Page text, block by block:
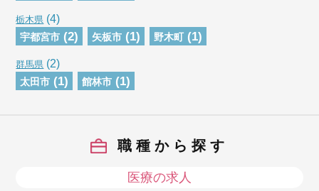
栃木県 (4)
宇都宮市 (2) 矢板市 (1) 野木町 (1)
群馬県 (2)
太田市 (1) 館林市 (1)
職種から探す
医療の求人